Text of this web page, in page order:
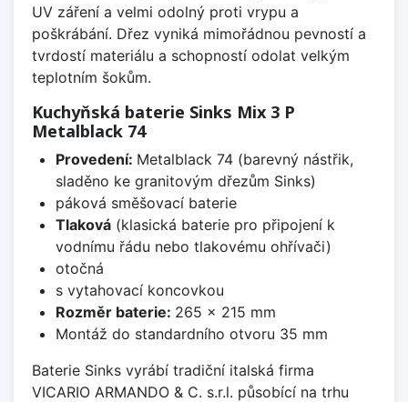
UV záření a velmi odolný proti vrypu a
poškrábání. Dřez vyniká mimořádnou pevností a
tvrdostí materiálu a schopností odolat velkým
teplotním šokům.
Kuchyňská baterie Sinks Mix 3 P
Metalblack 74
Provedení: Metalblack 74 (barevný nástřik,
sladěno ke granitovým dřezům Sinks)
páková směšovací baterie
Tlaková(klasická baterie pro připojení k
vodnímu řádu nebo tlakovému ohřívači)
otočná
s vytahovací koncovkou
Rozměr baterie: 265 x 215 mm
Montáž do standardního otvoru 35 mm
Baterie Sinks vyrábí tradiční italská firma
VICARIO ARMANDO & C. s.r.l. působící na trhu